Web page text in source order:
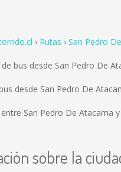
Rutas San Pedro
bus desde San Pedro De
desde San Pedro De
San Pedro De Atacama
sobre la